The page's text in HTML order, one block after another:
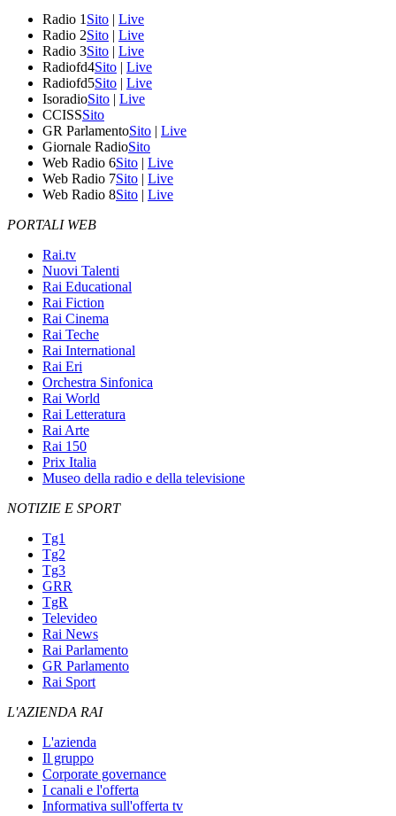
Radio 1 Sito | Live
Radio 2Sito | Live
Radio 3Sito | Live
Radiofd4Sito | Live
Radiofd5Sito | Live
IsoradioSito | Live
CCISSSito
GR ParlamentoSito | Live
Giornale RadioSito
Web Radio 6Sito | Live
Web Radio 7Sito | Live
Web Radio 8Sito | Live
PORTALI WEB
Rai.tv
Nuovi Talenti
Rai Educational
Rai Fiction
Rai Cinema
Rai Teche
Rai International
Rai Eri
Orchestra Sinfonica
Rai World
Rai Letteratura
Rai Arte
Rai 150
Prix Italia
Museo della radio e della televisione
NOTIZIE E SPORT
Tg1
Tg2
Tg3
GRR
TgR
Televideo
Rai News
Rai Parlamento
GR Parlamento
Rai Sport
L'AZIENDA RAI
L'azienda
Il gruppo
Corporate governance
I canali e l'offerta
Informativa sull'offerta tv